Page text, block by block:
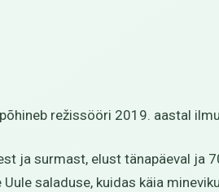
režissööri 2019. aastal
ja surmast, elust tänapäeval ja
saladuse, kuidas käia